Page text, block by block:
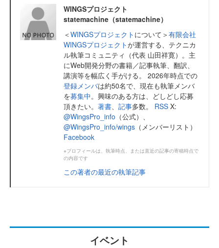
WINGSプロジェクト
statemachine（statemachine）
＜WINGSプロジェクト について＞有限会社
WINGSプロジェクトが運営する、テクニカ
ル執筆コミュニティ（代表 山田祥寛）。主
にWeb開発分野の書籍／記事執筆、翻訳、
講演等を幅広く手がける。 2026年時点での
登録メンバは約50名で、現在も執筆メンバ
を募集中。興味のある方は、どしどし応募
頂きたい。 著書、 記事多数。 RSS X:
@WingsPro_info （公式）、
@WingsPro_info/wings （メンバーリスト）
Facebook
※プロフィールは、執筆時点、または直近の記事の寄稿時点で
の内容です
この著者の最近の執筆記事
イベント